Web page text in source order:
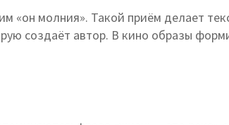
«он молния». Такой приём делает
создаёт автор. В кино образы